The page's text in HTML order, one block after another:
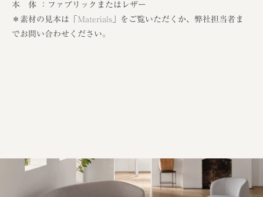
本 体 ：ファブリックまたはレザー
＊素材の見本は「 Materials 」をご覧いただくか、弊社担当者ま
でお問い合わせください。